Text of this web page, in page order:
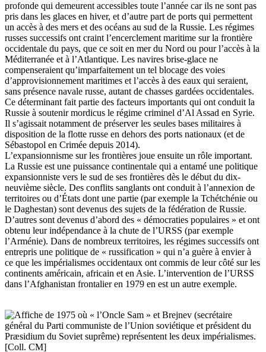
profonde qui demeurent accessibles toute l’année car ils ne sont pas
pris dans les glaces en hiver, et d’autre part de ports qui permettent
un accès à des mers et des océans au sud de la Russie. Les régimes
russes successifs ont craint l’encerclement maritime sur la frontière
occidentale du pays, que ce soit en mer du Nord ou pour l’accès à la
Méditerranée et à l’Atlantique. Les navires brise-glace ne
compenseraient qu’imparfaitement un tel blocage des voies
d’approvisionnement maritimes et l’accès à des eaux qui seraient,
sans présence navale russe, autant de chasses gardées occidentales.
Ce déterminant fait partie des facteurs importants qui ont conduit la
Russie à soutenir mordicus le régime criminel d’Al Assad en Syrie.
Il s’agissait notamment de préserver les seules bases militaires à
disposition de la flotte russe en dehors des ports nationaux (et de
Sébastopol en Crimée depuis 2014).
L’expansionnisme sur les frontières joue ensuite un rôle important.
La Russie est une puissance continentale qui a entamé une politique
expansionniste vers le sud de ses frontières dès le début du dix-
neuvième siècle. Des conflits sanglants ont conduit à l’annexion de
territoires ou d’États dont une partie (par exemple la Tchétchénie ou
le Daghestan) sont devenus des sujets de la fédération de Russie.
D’autres sont devenus d’abord des « démocraties populaires » et ont
obtenu leur indépendance à la chute de l’URSS (par exemple
l’Arménie). Dans de nombreux territoires, les régimes successifs ont
entrepris une politique de « russification » qui n’a guère à envier à
ce que les impérialismes occidentaux ont commis de leur côté sur les
continents américain, africain et en Asie. L’intervention de l’URSS
dans l’Afghanistan frontalier en 1979 en est un autre exemple.